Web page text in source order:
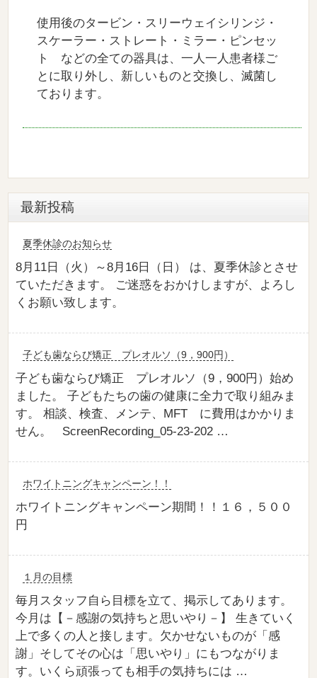
使用後のタービン・スリーウェイシリンジ・
スケーラー・ストレート・ミラー・ピンセッ
ト などの全ての器具は、一人一人患者様ご
とに取り外し、新しいものと交換し、滅菌し
ております。
最新投稿
夏季休診のお知らせ
8月11日（火）～8月16日（日） は、夏季休診とさせ
ていただきます。 ご迷惑をおかけしますが、よろし
くお願い致します。
子ども歯ならび矯正 プレオルソ（9，900円）
子ども歯ならび矯正 プレオルソ（9，900円）始め
ました。 子どもたちの歯の健康に全力で取り組みま
す。 相談、検査、メンテ、MFT に費用はかかりま
せん。 ScreenRecording_05-23-202 …
ホワイトニングキャンペーン！！
ホワイトニングキャンペーン期間！！１６，５００
円
１月の目標
毎月スタッフ自ら目標を立て、掲示してあります。
今月は【－感謝の気持ちと思いやり－】 生きていく
上で多くの人と接します。欠かせないものが「感
謝」そしてその心は「思いやり」にもつながりま
す。いくら頑張っても相手の気持ちには …